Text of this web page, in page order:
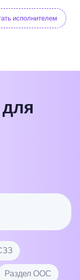
исполнителем
Раздел ООС